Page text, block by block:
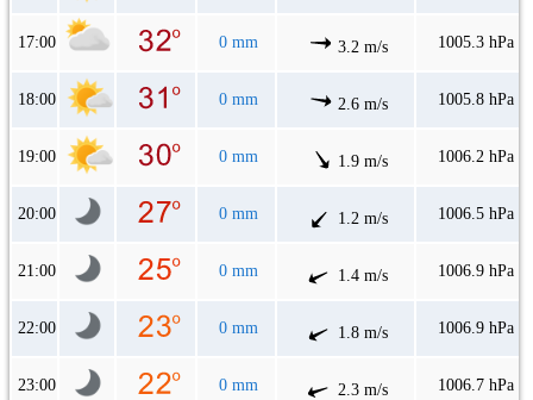
17:00 0 mm 3.2 m/s 1005.3 hPa
18:00 0 mm 2.6 m/s 1005.8 hPa
19:00 0 mm 1.9 m/s 1006.2 hPa
20:00 0 mm 1.2 m/s 1006.5 hPa
21:00 0 mm 1.4 m/s 1006.9 hPa
22:00 0 mm 1.8 m/s 1006.9 hPa
23:00 0 mm 2.3 m/s 1006.7 hPa